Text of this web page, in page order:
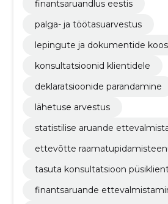
finantsaruandlus eestis
palga- ja töötasuarvestus
lepingute ja dokumentide
konsultatsioonid klientidele
deklaratsioonide parandamine
lähetuse arvestus
statistilise aruande
ettevõtte
tasuta konsultatsioon
finantsaruande